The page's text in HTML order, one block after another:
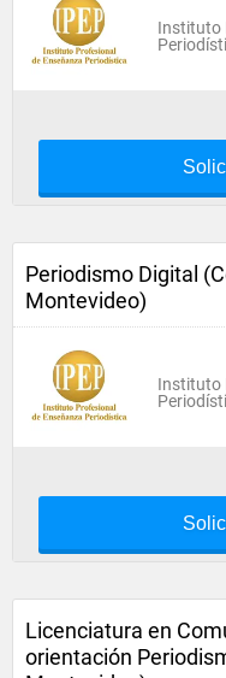
Instituto
Periodismo Digital
Montevideo)
Instituto
Licenciatura en
orientación